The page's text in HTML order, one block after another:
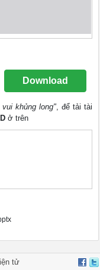
Download
khủng long", để tải tài
ở trên
tử